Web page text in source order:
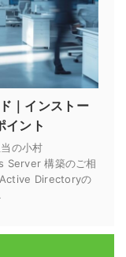
｜インストー
イント
の小村
構築のご相
Active Directoryの